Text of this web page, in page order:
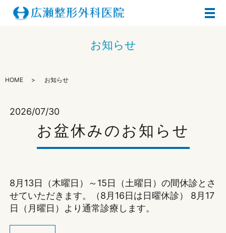
メ
お知らせ
HOME お知らせ
2026/07/30
お盆休みのお知らせ
8月13日（木曜日）～15日（土曜日）の間休診とさ
せていただきます。（8月16日は日曜休診） 8月17
日（月曜日）より通常診療します。